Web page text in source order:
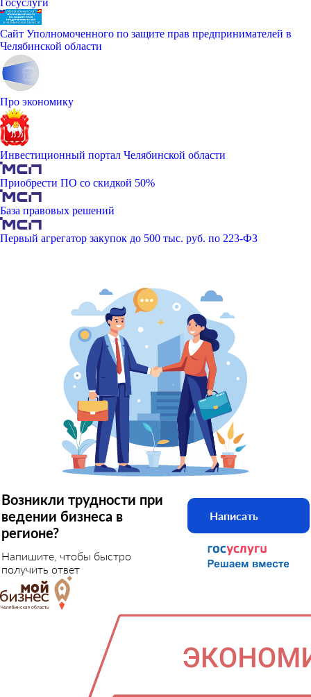
Сайт Уполномоченного по защите прав предпринимателей в
Челябинской области
Про экономику
Инвестиционный портал Челябинской области
Приобрести ПО со скидкой 50%
База правовых решений
Первый агрегатор закупок до 500 тыс. руб. по 223-ФЗ
Возникли трудности при
ведении бизнеса в
регионе?
Напишите, чтобы быстро
получить ответ
Написать